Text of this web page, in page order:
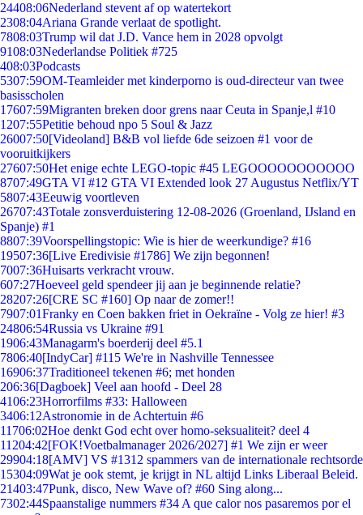
24408:06Nederland stevent af op watertekort
2308:04Ariana Grande verlaat de spotlight.
7808:03Trump wil dat J.D. Vance hem in 2028 opvolgt
9108:03Nederlandse Politiek #725
408:03Podcasts
5307:59OM-Teamleider met kinderporno is oud-directeur van twee
basisscholen
17607:59Migranten breken door grens naar Ceuta in Spanje,l #10
1207:55Petitie behoud npo 5 Soul & Jazz
26007:50[Videoland] B&B vol liefde 6de seizoen #1 voor de
vooruitkijkers
27607:50Het enige echte LEGO-topic #45 LEGOOOOOOOOOOO
8707:49GTA VI #12 GTA VI Extended look 27 Augustus Netflix/YT
5807:43Eeuwig voortleven
26707:43Totale zonsverduistering 12-08-2026 (Groenland, IJsland en
Spanje) #1
8807:39Voorspellingstopic: Wie is hier de weerkundige? #16
19507:36[Live Eredivisie #1786] We zijn begonnen!
7007:36Huisarts verkracht vrouw.
607:27Hoeveel geld spendeer jij aan je beginnende relatie?
28207:26[CRE SC #160] Op naar de zomer!!
7907:01Franky en Coen bakken friet in Oekraïne - Volg ze hier! #3
24806:54Russia vs Ukraine #91
1906:43Managarm's boerderij deel #5.1
7806:40[IndyCar] #115 We're in Nashville Tennessee
16906:37Traditioneel tekenen #6; met honden
206:36[Dagboek] Veel aan hoofd - Deel 28
4106:23Horrorfilms #33: Halloween
3406:12Astronomie in de Achtertuin #6
11706:02Hoe denkt God echt over homo-seksualiteit? deel 4
11204:42[FOK!Voetbalmanager 2026/2027] #1 We zijn er weer
29904:18[AMV] VS #1312 spammers van de internationale rechtsorde
15304:09Wat je ook stemt, je krijgt in NL altijd Links Liberaal Beleid.
21403:47Punk, disco, New Wave of? #60 Sing along...
7302:44Spaanstalige nummers #34 A que calor nos pasaremos por el